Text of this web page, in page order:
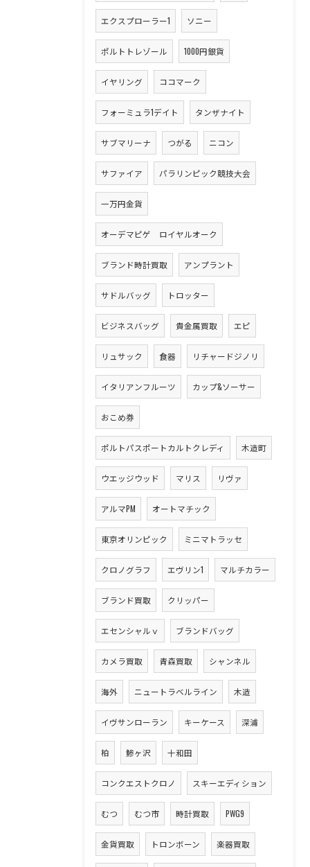
エクスプローラー1 ソニー
ポルトトレゾール 1000円銀貨
イヤリング ココマーク
フォーミュラ1デイト タンザナイト
サブマリーナ つがる ニコン
サファイア パラリンピック競技大会
一万円金貨
オーデマピゲ ロイヤルオーク
ブランド時計買取 アンプラント
サドルバッグ トロッター
ビジネスバッグ 貴金属買取 エピ
リュサック 食器 リチャードジノリ
イタリアンフルーツ カップ&ソーサー
おこめ券
ポルトパスポートカルトクレディ 木造町
ウエッジウッド マリス リヴァ
アルマPM オートマチック
東京オリンピック ミニマトラッセ
クロノグラフ エヴリン1 マルチカラー
ブランド買取 クリッパー
エセンシャルｖ ブランドバッグ
カメラ買取 青森買取 シャンネル
海外 ニュートラベルライン 木造
イヴサンローラン キーケース 深浦
柏 鯵ヶ沢 十和田
コンクエストクロノ スキーエディション
むつ むつ市 時計買取 PWG9
金貨買取 トロンボーン 楽器買取